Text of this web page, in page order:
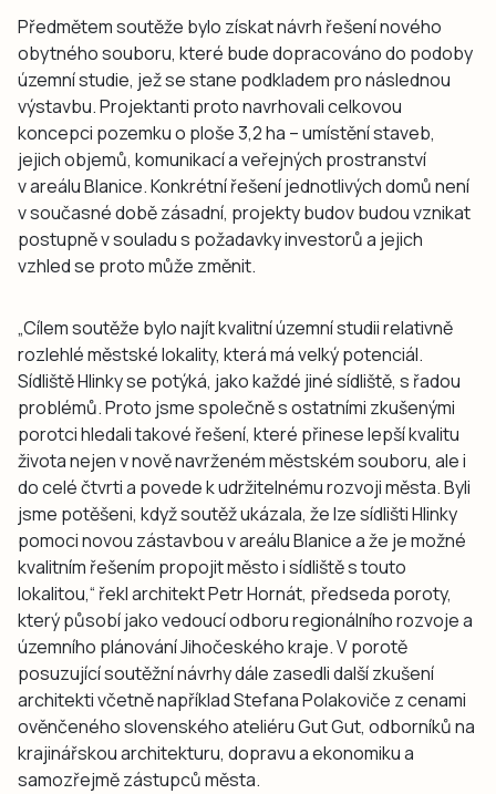
Předmětem soutěže bylo získat návrh řešení nového
obytného souboru, které bude dopracováno do podoby
územní studie, jež se stane podkladem pro následnou
výstavbu. Projektanti proto navrhovali celkovou
koncepci pozemku o ploše 3,2 ha – umístění staveb,
jejich objemů, komunikací a veřejných prostranství
v areálu Blanice. Konkrétní řešení jednotlivých domů není
v současné době zásadní, projekty budov budou vznikat
postupně v souladu s požadavky investorů a jejich
vzhled se proto může změnit.
„Cílem soutěže bylo najít kvalitní územní studii relativně
rozlehlé městské lokality, která má velký potenciál.
Sídliště Hlinky se potýká, jako každé jiné sídliště, s řadou
problémů. Proto jsme společně s ostatními zkušenými
porotci hledali takové řešení, které přinese lepší kvalitu
života nejen v nově navrženém městském souboru, ale i
do celé čtvrti a povede k udržitelnému rozvoji města. Byli
jsme potěšeni, když soutěž ukázala, že lze sídlišti Hlinky
pomoci novou zástavbou v areálu Blanice a že je možné
kvalitním řešením propojit město i sídliště s touto
lokalitou,“ řekl architekt Petr Hornát, předseda poroty,
který působí jako vedoucí odboru regionálního rozvoje a
územního plánování Jihočeského kraje. V porotě
posuzující soutěžní návrhy dále zasedli další zkušení
architekti včetně například Stefana Polakoviče z cenami
ověnčeného slovenského ateliéru Gut Gut, odborníků na
krajinářskou architekturu, dopravu a ekonomiku a
samozřejmě zástupců města.